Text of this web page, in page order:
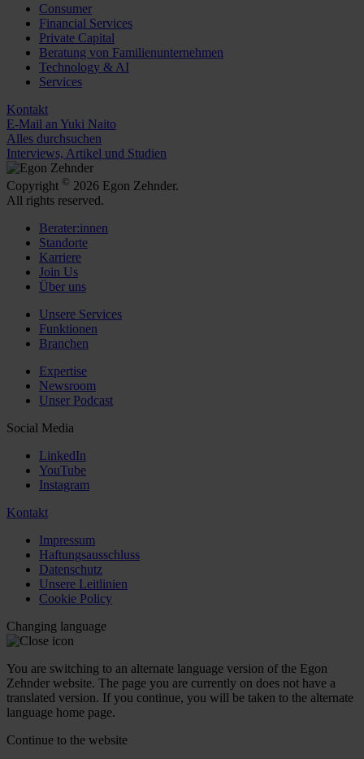
Consumer
Financial Services
Private Capital
Beratung von Familienunternehmen
Technology & AI
Services
Kontakt
E-Mail an Yuki Naito
Alles durchsuchen
Interviews, Artikel und Studien
Copyright © 2026 Egon Zehnder.
All rights reserved.
Berater:innen
Standorte
Karriere
Join Us
Über uns
Unsere Services
Funktionen
Branchen
Expertise
Newsroom
Unser Podcast
Social Media
LinkedIn
YouTube
Instagram
Kontakt
Impressum
Haftungsausschluss
Datenschutz
Unsere Leitlinien
Cookie Policy
Changing language
You are switching to an alternate language version of the Egon
Zehnder website. The page you are currently on does not have a
translated version. If you continue, you will be taken to the alternate
language home page.
Continue to the website